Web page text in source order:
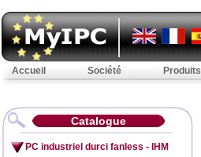
Catalogue
PC industriel durci fanless - IHM
Accueil Société Produits